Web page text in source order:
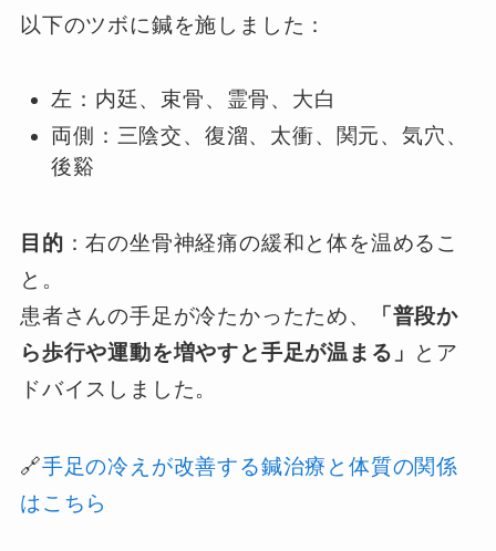
以下のツボに鍼を施しました：
左：内廷、束骨、霊骨、大白
両側：三陰交、復溜、太衝、関元、気穴、
後谿
目的 ：右の坐骨神経痛の緩和と体を温めるこ
と。
患者さんの手足が冷たかったため、
「普段か
ら歩行や運動を増やすと手足が温まる」
とア
ドバイスしました。
🔗手足の冷えが改善する鍼治療と体質の関係
はこちら